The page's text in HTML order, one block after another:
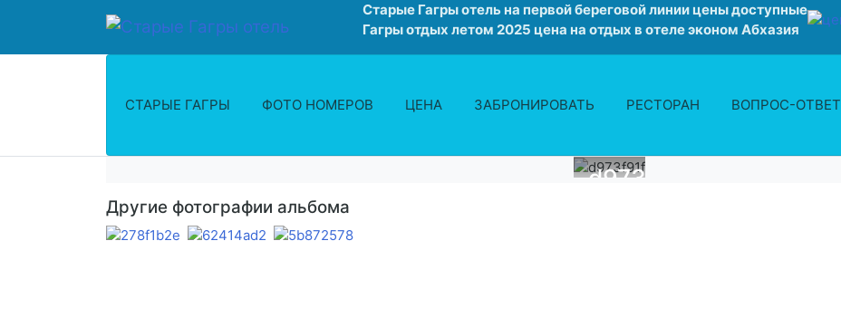
Старые Гагры отель на первой береговой линии цены доступные
Гагры отдых летом 2025 цена на отдых в отеле эконом Абхазия
СТАРЫЕ ГАГРЫ ФОТО НОМЕРОВ ЦЕНА ЗАБРОНИРОВАТЬ РЕСТОРАН ВОПРОС-ОТВЕТ
d973f91f
Другие фотографии альбома